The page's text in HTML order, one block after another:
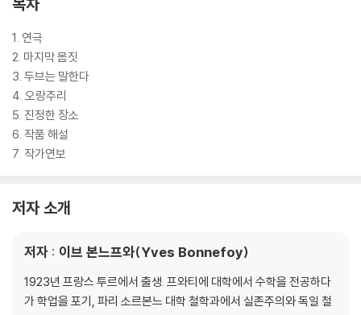
1. 연극
2. 마지막 몸짓
3. 두브는 말한다
4. 오랑주리
5. 진정한 장소
6. 작품 해설
7. 작가연보
저자 소개
저자 : 이브 본느프와(Yves Bonnefoy)
1923년 프랑스 투르에서 출생. 프와티에 대학에서 수학을 전공하다
가 학업을 포기, 파리 소르본느 대학 철학과에서 실존주의와 독일 철